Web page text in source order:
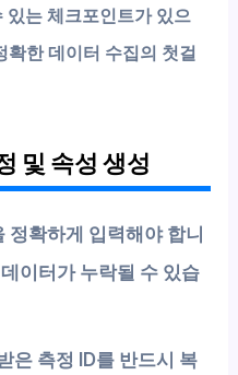
있는 체크포인트가 있으
한 데이터 수집의 첫걸
및 속성 생성
정확하게 입력해야 합니
이터가 누락될 수 있습
은 측정 ID를 반드시 복